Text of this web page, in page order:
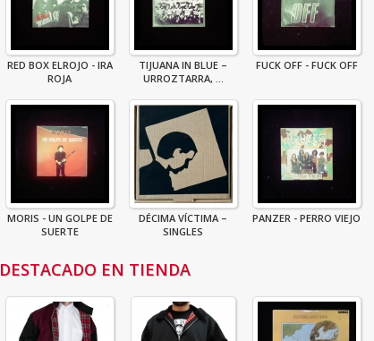
RED BOX ELROJO - IRA
ROJA
TIJUANA IN BLUE –
URROZTARRA, ...
FUCK OFF - FUCK OFF
MORIS - UN GOLPE DE
SUERTE
DÉCIMA VÍCTIMA –
SINGLES
PANZER - PERRO VIEJO
DESTACADO EN TIENDA